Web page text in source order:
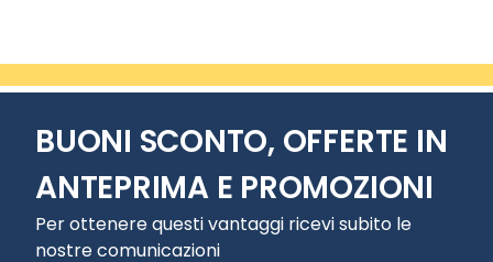
BUONI SCONTO, OFFERTE IN
ANTEPRIMA E PROMOZIONI
Per ottenere questi vantaggi ricevi subito le
nostre comunicazioni